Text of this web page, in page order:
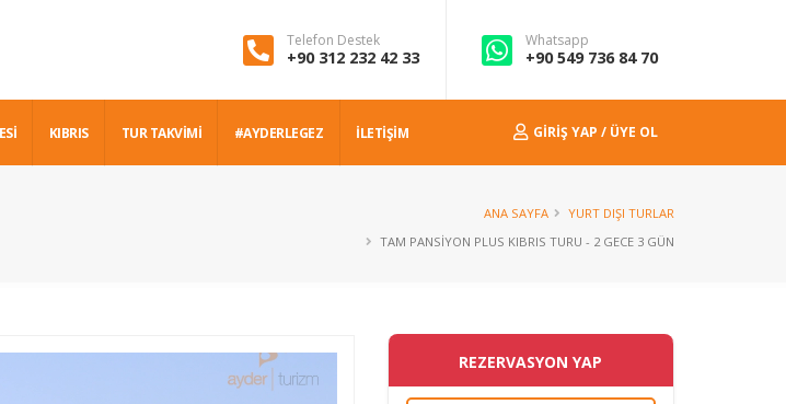
Telefon Destek
+90 312 232 42 33
Whatsapp
+90 549 736 84 70
KIBRIS TUR TAKVİMİ #AYDERLEGEZ İLETİŞİM GIRIŞ YAP / ÜYE OL
ANA SAYFA
YURT DIŞI TURLAR
TAM PANSIYON PLUS KIBRIS TURU - 2 GECE 3 GÜN
REZERVASYON YAP